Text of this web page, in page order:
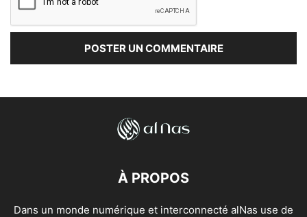
À PROPOS
Dans un monde numérique et interconnecté alNas use de